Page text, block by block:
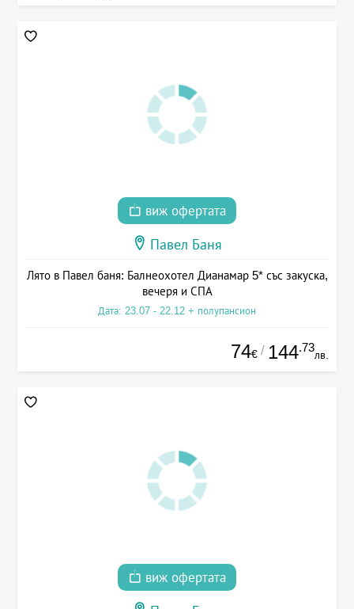
виж офертата
Павел Баня
Лято в Павел баня: Балнеохотел Дианамар 5* със закуска,
вечеря и СПА
Дата: 23.07 - 22.12 + полупансион
74€ / 144.73
лв.
виж офертата